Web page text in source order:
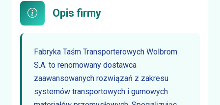
Opis firmy
Fabryka Taśm Transporterowych Wolbrom
S.A. to renomowany dostawca
zaawansowanych rozwiązań z zakresu
systemów transportowych i gumowych